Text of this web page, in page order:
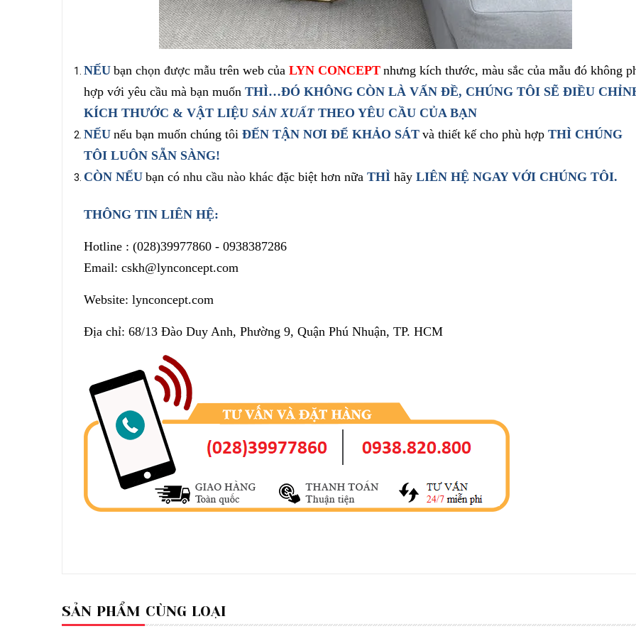
NẾU bạn chọn được mẫu trên web của LYN CONCEPT nhưng kích thước, màu sắc của mẫu đó không
hợp với yêu cầu mà bạn muốn THÌ…ĐÓ KHÔNG CÒN LÀ VẤN ĐỀ, CHÚNG TÔI SẼ ĐIỀU
KÍCH THƯỚC & VẬT LIỆU SẢN XUẤT THEO YÊU CẦU CỦA BẠN
NẾU nếu bạn muốn chúng tôi ĐẾN TẬN NƠI ĐỂ KHẢO SÁT và thiết kế cho phù hợp THÌ CHÚNG
TÔI LUÔN SẴN SÀNG!
CÒN NẾU bạn có nhu cầu nào khác đặc biệt hơn nữa THÌ hãy LIÊN HỆ NGAY VỚI CHÚNG TÔI.
THÔNG TIN LIÊN HỆ:
Hotline : (028)39977860 - 0938387286
Email: cskh@lynconcept.com
Website: lynconcept.com
Địa chỉ: 68/13 Đào Duy Anh, Phường 9, Quận Phú Nhuận, TP. HCM
SẢN PHẨM CÙNG LOẠI